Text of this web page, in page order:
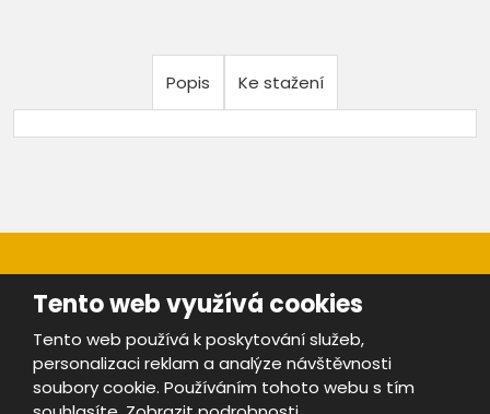
Popis Ke stažení
Mapa stránek |Bezpečnost a ochrana osobních údajů
Podmínky použití
Tento web využívá cookies
Tento web používá k poskytování služeb,
personalizaci reklam a analýze návštěvnosti
soubory cookie. Používáním tohoto webu s tím